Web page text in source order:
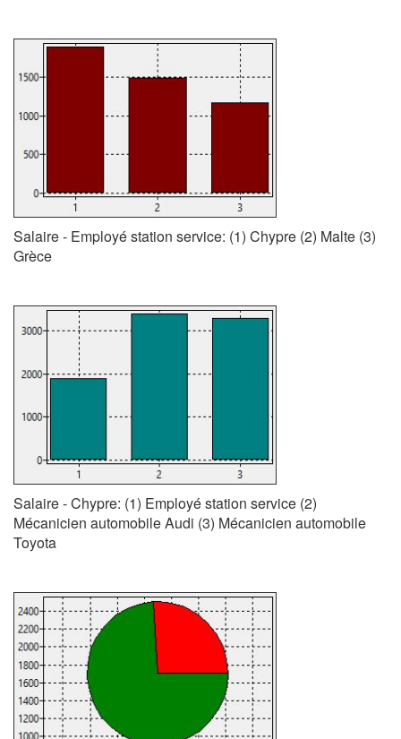
Salaire - Employé station service: (1) Chypre (2) Malte (3)
Grèce
Salaire - Chypre: (1) Employé station service (2)
Mécanicien automobile Audi (3) Mécanicien automobile
Toyota